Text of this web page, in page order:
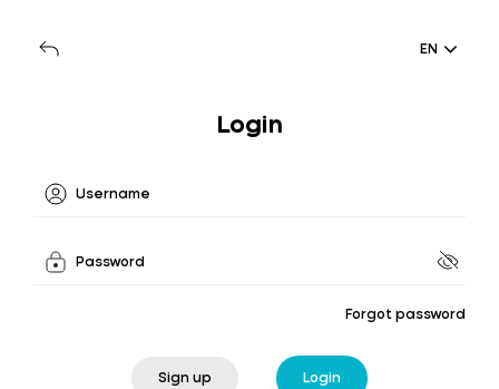
EN
Login
Forgot password
Sign up Login